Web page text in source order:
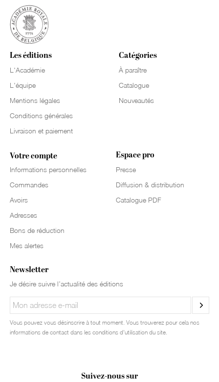
Les éditions
L'Académie
L'équipe
Mentions légales
Conditions générales
Livraison et paiement
Catégories
À paraître
Catalogue
Nouveautés
Votre compte
Informations personnelles
Commandes
Avoirs
Adresses
Bons de réduction
Mes alertes
Espace pro
Presse
Diffusion & distribution
Catalogue PDF
Newsletter
Je désire suivre l’actualité des éditions
Vous pouvez vous désinscrire à tout moment. Vous trouverez pour cela nos
informations de contact dans les conditions d'utilisation du site.
Suivez-nous sur